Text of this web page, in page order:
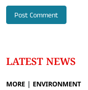
LATEST NEWS
MORE ENVIRONMENT